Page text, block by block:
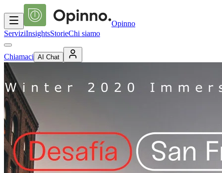
Opinno
ServiziInsightsStorieChi siamo
Chiamaci AI Chat